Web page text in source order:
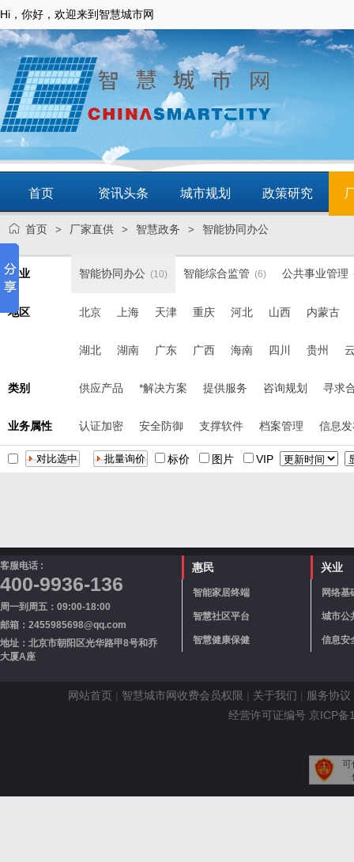
Hi，你好，欢迎来到智慧城市网
首页 资讯头条 城市规划 政策研究
动态 智慧应用 商圈 智慧城镇
首页 > 厂家直供 > 智慧政务 > 智能协同办公
行业 智能协同办公 (10) 智能综合监管 (6) 公共事业管理
地区 北京 上海 天津 重庆 河北 山西 内蒙古
湖北 湖南 广东 广西 海南 四川 贵州
类别 供应产品 *解决方案 提供服务 咨询规划 寻求
业务属性 认证加密 安全防御 支撑软件 档案管理 信息
标价 图片 VIP
客服电话 :
400-9936-136
周一到周五：09:00-18:00
邮箱：2455985698@qq.com
地址：北京市朝阳区光华路甲8号和乔
大厦A座
惠民
智能家居终端
智慧社区平台
智慧健康保健
兴业
网络基
城市公
信息安
网站首页 | 智慧城市网收费会员权限 | 关于我们 | 服务协议
经营许可证编号 京ICP
可